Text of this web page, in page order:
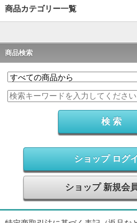
商品カテゴリー一覧
商品検索
ショップ ログ
ショップ 新規会